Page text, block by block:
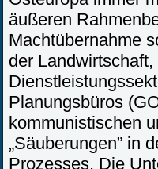
äußeren
Machtübernahme
der
Planungsbüros
kommunistischen
„Säuberungen” in
Prozesses. Die